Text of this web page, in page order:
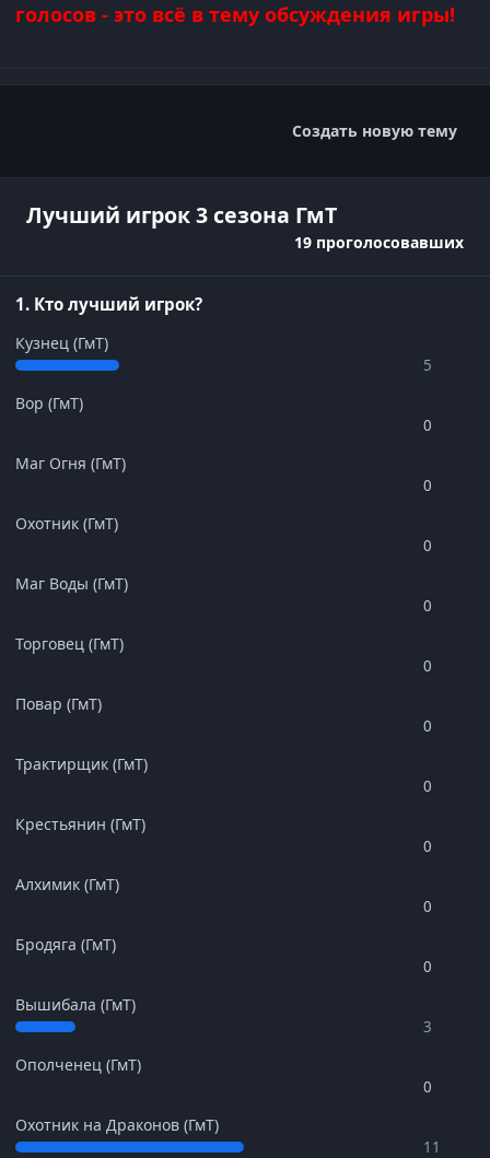
голосов - это всё в тему обсуждения игры!
Создать новую тему
Лучший игрок 3 сезона ГмТ
19 проголосовавших
1. Кто лучший игрок?
Кузнец (ГмТ)
5
Вор (ГмТ)
0
Маг Огня (ГмТ)
0
Охотник (ГмТ)
0
Маг Воды (ГмТ)
0
Торговец (ГмТ)
0
Повар (ГмТ)
0
Трактирщик (ГмТ)
0
Крестьянин (ГмТ)
0
Алхимик (ГмТ)
0
Бродяга (ГмТ)
0
Вышибала (ГмТ)
3
Ополченец (ГмТ)
0
Охотник на Драконов (ГмТ)
11